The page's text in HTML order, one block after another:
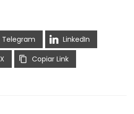
Telegram
LinkedIn
X Copiar Link